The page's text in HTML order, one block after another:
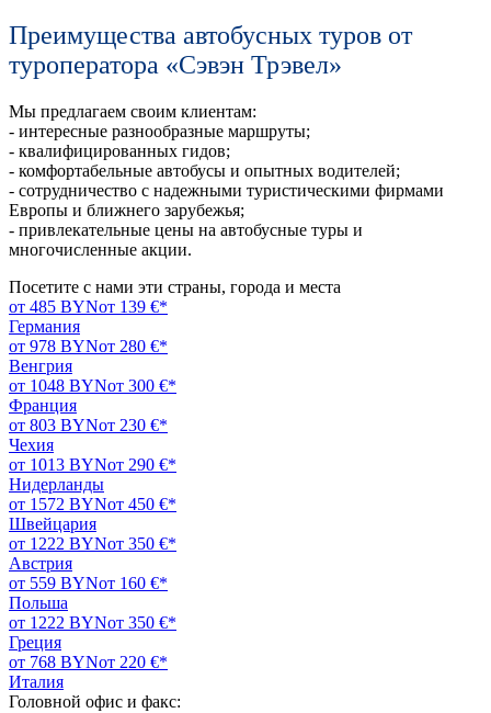
Преимущества автобусных туров от
туроператора «Сэвэн Трэвел»
Мы предлагаем своим клиентам:
- интересные разнообразные маршруты;
- квалифицированных гидов;
- комфортабельные автобусы и опытных водителей;
- сотрудничество с надежными туристическими фирмами
Европы и ближнего зарубежья;
- привлекательные цены на автобусные туры и
многочисленные акции.
Посетите с нами эти страны, города и места
от 485 BYNот 139 €*
Германия
от 978 BYNот 280 €*
Венгрия
от 1048 BYNот 300 €*
Франция
от 803 BYNот 230 €*
Чехия
от 1013 BYNот 290 €*
Нидерланды
от 1572 BYNот 450 €*
Швейцария
от 1222 BYNот 350 €*
Австрия
от 559 BYNот 160 €*
Польша
от 1222 BYNот 350 €*
Греция
от 768 BYNот 220 €*
Италия
Головной офис и факс: